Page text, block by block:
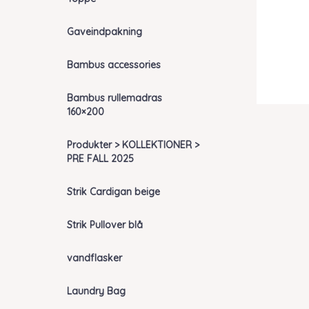
Gaveindpakning
Bambus accessories
Bambus rullemadras
160×200
Produkter > KOLLEKTIONER >
PRE FALL 2025
Strik Cardigan beige
Strik Pullover blå
vandflasker
Laundry Bag